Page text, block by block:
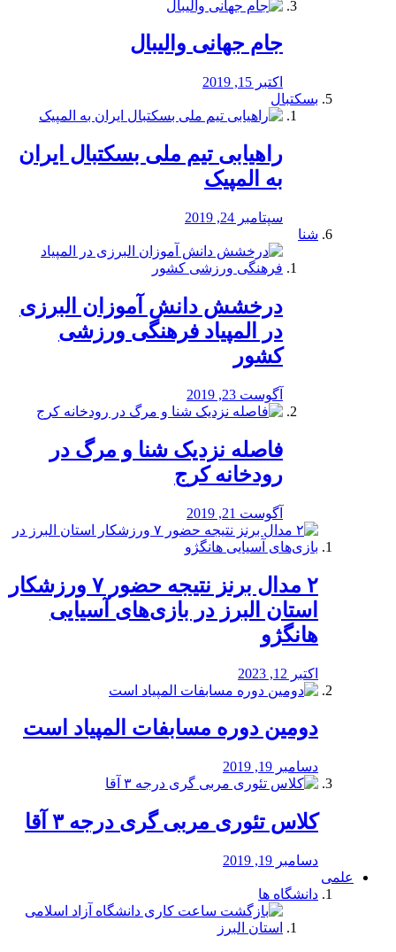
جام جهانی والیبال
اکتبر 15, 2019
بسکتبال
راهیابی تیم ملی بسکتبال ایران
به المپیک
سپتامبر 24, 2019
شنا
درخشش دانش آموزان البرزی
در المپیاد فرهنگی ورزشی
کشور
آگوست 23, 2019
️فاصله نزدیک شنا و مرگ در
رودخانه کرج
آگوست 21, 2019
۲ مدال برنز نتیجه حضور ۷ ورزشکار
استان البرز در بازی‌های آسیایی
هانگژو
اکتبر 12, 2023
دومین دوره مسابفات المپیاد است
دسامبر 19, 2019
کلاس تئوری مربی گری درجه ۳ آقا
دسامبر 19, 2019
علمی
دانشگاه ها